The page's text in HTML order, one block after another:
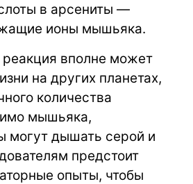
в арсениты —
ионы мышьяка.
реакция вполне может
на других планетах,
количества
мышьяка,
могут дышать серой и
предстоит
опыты, чтобы